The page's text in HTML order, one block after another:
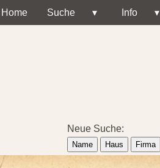
Home Suche ▾ Info ▾
Neue Suche:
Name Haus Firma